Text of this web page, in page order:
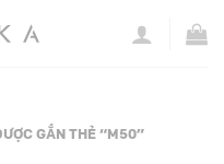
GẮN THẺ “M50”